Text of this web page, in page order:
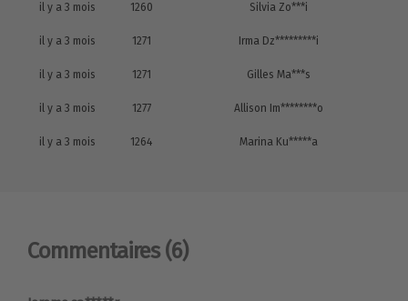
il y a 3 mois 1260 Silvia Zo***i
il y a 3 mois 1271 Irma Dz*********i
il y a 3 mois 1271 Gilles Ma***s
il y a 3 mois 1277 Allison Im********o
il y a 3 mois 1264 Marina Ku*****a
Commentaires (6)